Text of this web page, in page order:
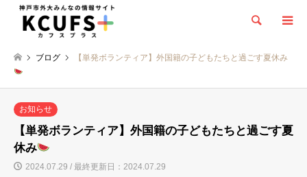
検索
ブログ 【単発ボランティア】外国籍の子どもたちと過ごす夏休み
お知らせ
【単発ボランティア】外国籍の子どもたちと過ごす夏
休み
2024.07.29 / 最終更新日：2024.07.29